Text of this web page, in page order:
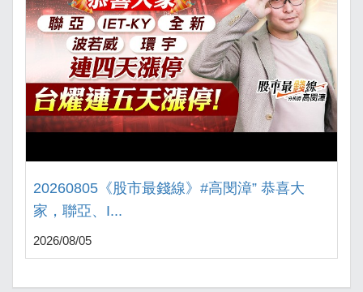
20260805《股市最錢線》#高閔漳” 恭喜大
家，聯亞、I...
2026/08/05